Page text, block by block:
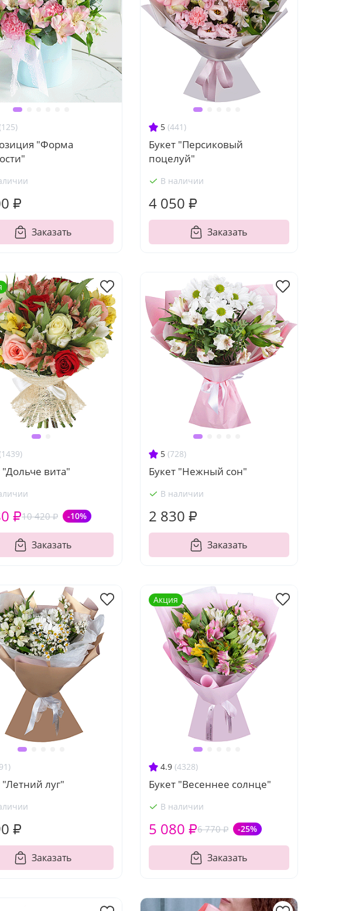
"Форма
₽
Заказать
5 (441)
Букет "Персиковый
поцелуй"
В наличии
4 050 ₽
Заказать
"Дольче вита"
10 420 ₽ -10%
₽
Заказать
5 (728)
Букет "Нежный сон"
В наличии
2 830 ₽
Заказать
"Летний луг"
₽
Заказать
4.9 (4328)
Букет "Весеннее солнце"
В наличии
6 770 ₽ -25%
5 080 ₽
Заказать
Акция